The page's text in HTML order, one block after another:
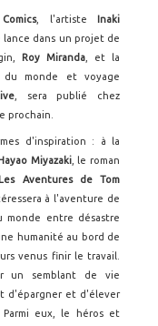
, l'artiste Inaki
lance dans un projet de
Roy Miranda , et la
monde et voyage
, sera publié chez
prochain.
d'inspiration : à la
Miyazaki, le roman
Les Aventures de Tom
à l'aventure de
entre désastre
humanité au bord de
venus finir le travail.
un semblant de vie
d'épargner et d'élever
Parmi eux, le héros et